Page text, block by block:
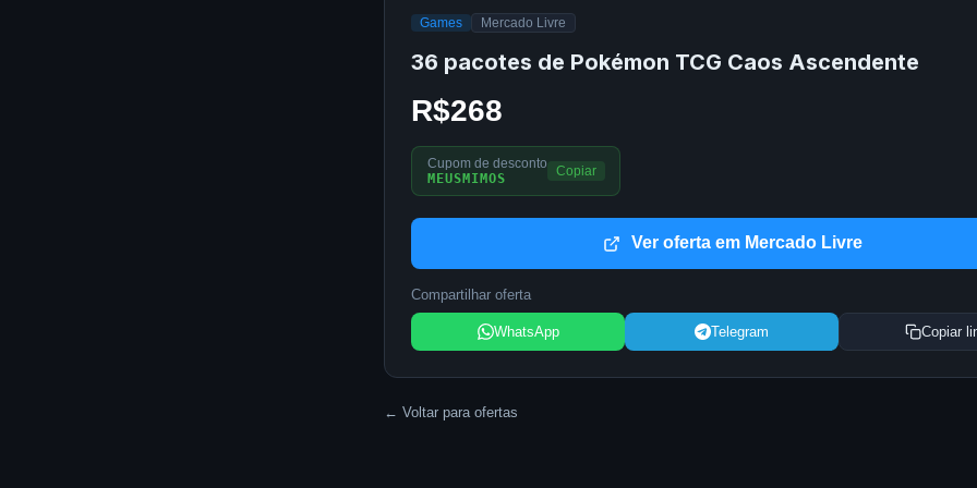
Games Mercado Livre
36 pacotes de Pokémon TCG Caos Ascendente
R$268
Cupom de desconto
MEUSMIMOS
Copiar
Ver oferta em Mercado Livre
Compartilhar oferta
WhatsApp Telegram Copiar
← Voltar para ofertas